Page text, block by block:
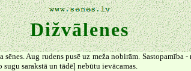
Dižvālenes
Aug rudens pusē uz meža nobirām.
sarakstā un tādēļ nebūtu ievācamas.